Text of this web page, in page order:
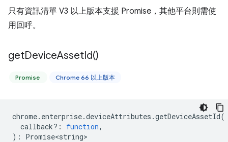
只有資訊清單 V3 以上版本支援 Promise，其他平台則需使
用回呼。
getDeviceAssetId()
Promise Chrome 66 以上版本
chrome. enterprise.deviceAttributes .getDeviceAssetId(
callback? : function,
) : Promise<string>